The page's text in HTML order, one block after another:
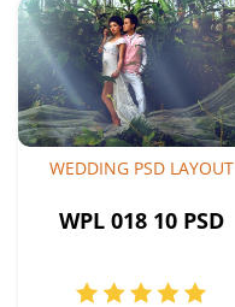
WEDDING PSD LAYOUT
WPL 018 10 PSD